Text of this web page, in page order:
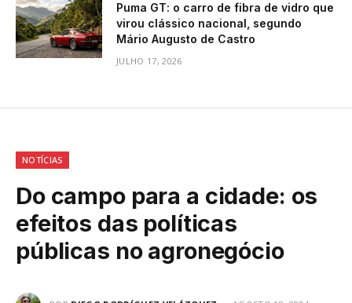
Puma GT: o carro de fibra de vidro que
virou clássico nacional, segundo
Mário Augusto de Castro
JULHO 17, 2026
NOTÍCIAS
Do campo para a cidade: os
efeitos das políticas
públicas no agronegócio